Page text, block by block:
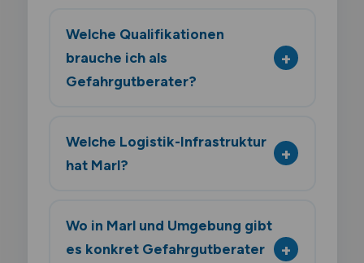
Welche Qualifikationen
brauche ich als
Gefahrgutberater?
Welche Logistik-Infrastruktur
hat Marl?
Wo in Marl und Umgebung gibt
es konkret Gefahrgutberater